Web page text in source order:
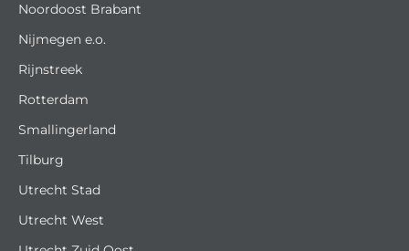
Noordoost Brabant
Nijmegen e.o.
Rijnstreek
Rotterdam
Smallingerland
Tilburg
Utrecht Stad
Utrecht West